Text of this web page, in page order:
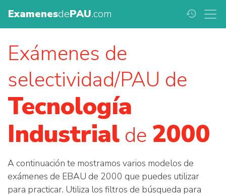
ExamenesdePAU.com history
Exámenes de
selectividad/PAU de
Tecnología
Industrial de 2000
A continuación te mostramos varios modelos de
exámenes de EBAU de 2000 que puedes utilizar
para practicar. Utiliza los filtros de búsqueda para